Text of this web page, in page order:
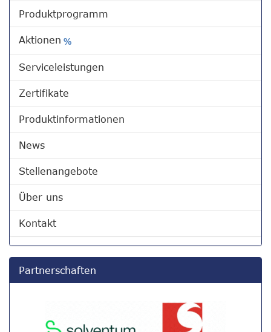
Produktprogramm
Aktionen %
Serviceleistungen
Zertifikate
Produktinformationen
News
Stellenangebote
Über uns
Kontakt
Partnerschaften